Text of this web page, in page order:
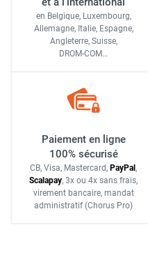
en Belgique, Luxembourg,
Allemagne, Italie, Espagne,
Angleterre, Suisse,
DROM-COM…
Paiement en ligne
100% sécurisé
CB, Visa, Mastercard, PayPal ,
Scalapay, 3x ou 4x sans frais,
virement bancaire, mandat
administratif (Chorus Pro)